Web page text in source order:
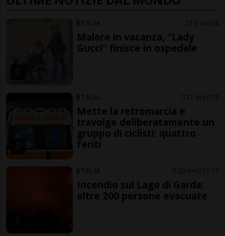
ITALIA 13 ore 8
Malore in vacanza, "Lady
Gucci" finisce in ospedale
ITALIA 17 ore 13
Mette la retromarcia e
travolge deliberatamente un
gruppo di ciclisti: quattro
feriti
ITALIA 20 ore 1 17
Incendio sul Lago di Garda:
oltre 200 persone evacuate